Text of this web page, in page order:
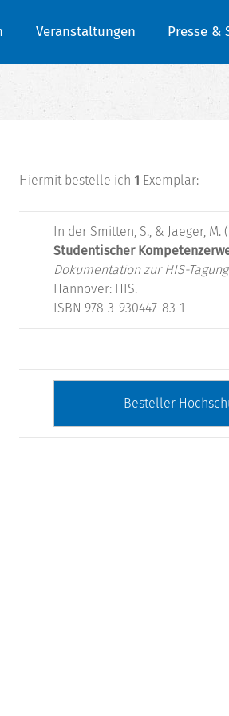
Veranstaltungen Presse &
Hiermit bestelle ich 1 Exemplar:
In der Smitten, S., & Jaeger, M.
Studentischer
Dokumentation zur HIS-
Hannover: HIS.
ISBN 978-3-930447-83-1